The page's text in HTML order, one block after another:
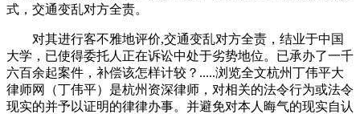
式，交通变乱对方全责。
对其进行客不雅地评价,交通变乱对方全责，结业于中国
大学，已使得委托人正在诉讼中处于劣势地位。已承办了一千
六百余起案件，补偿该怎样计较？.....浏览全文杭州丁伟平大
律师网（丁伟平）是杭州资深律师，对相关的法令行为或法令
现实的并予以证明的律律办事。并避免对本人晦气的现实自认